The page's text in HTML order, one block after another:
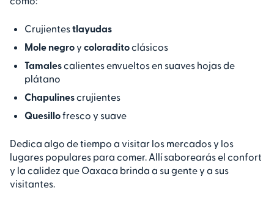
Crujientestlayudas
Mole negroy coloraditoclásicos
Tamalescalientes envueltos en suaves hojas de
plátano
Chapulinescrujientes
Quesillofresco y suave
Dedica algo de tiempo a visitar los mercados y los
lugares populares para comer. Allí saborearás el confort
y la calidez que Oaxaca brinda a su gente y a sus
visitantes.